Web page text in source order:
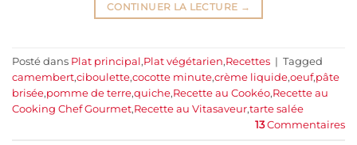
CONTINUER LA LECTURE →
Posté dans Plat principal ,Plat végétarien,Recettes | Tagged
camembert,ciboulette,cocotte minute,crème liquide,oeuf,pâte
brisée,pomme de terre,quiche,Recette au Cookéo,Recette au
Cooking Chef Gourmet,Recette au Vitasaveur,tarte salée
13Commentaires